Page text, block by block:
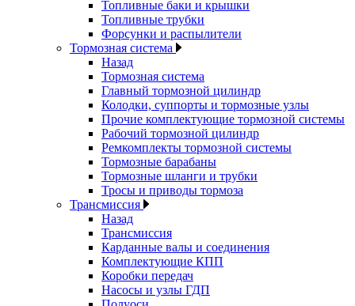
Топливные баки и крышки
Топливные трубки
Форсунки и распылители
Тормозная система
Назад
Тормозная система
Главный тормозной цилиндр
Колодки, суппорты и тормозные узлы
Прочие комплектующие тормозной системы
Рабочий тормозной цилиндр
Ремкомплекты тормозной системы
Тормозные барабаны
Тормозные шланги и трубки
Тросы и приводы тормоза
Трансмиссия
Назад
Трансмиссия
Карданные валы и соединения
Комплектующие КПП
Коробки передач
Насосы и узлы ГДП